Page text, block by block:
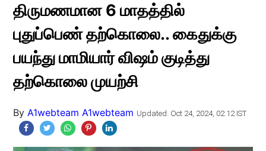
திருமணமான 6 மாதத்தில்
புதுப்பெண் தற்கொலை.. கைதுக்கு
பயந்து மாமியார் விஷம் குடித்து
தற்கொலை முயற்சி
By A1webteam A1webteam Updated: Oct 24, 2024, 02:12 IST